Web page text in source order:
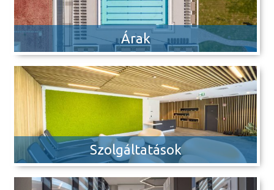
Árak
Szolgáltatások